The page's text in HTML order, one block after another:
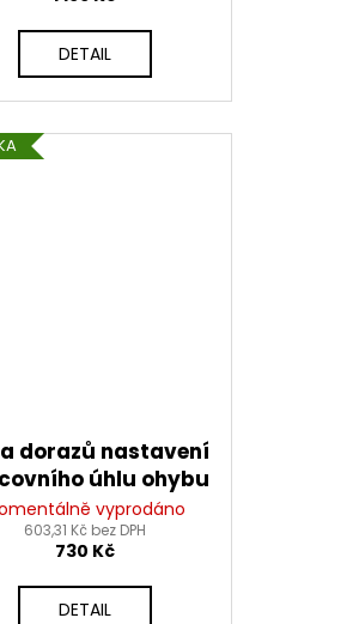
DETAIL
dorazů nastavení
úhlu ohybu
ortézy SUPERTECH
7, ALPINESTARS
vyprodáno
603,31 Kč bez DPH
730 Kč
DETAIL